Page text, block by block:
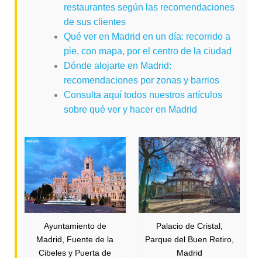
restaurantes según las recomendaciones
de sus clientes
Qué ver en Madrid en un día: recorrido a
pie, con mapa, por el centro de la ciudad
Dónde alojarte en Madrid:
recomendaciones por zonas y barrios
Consulta aquí todos nuestros artículos
sobre qué ver y hacer en Madrid
Ayuntamiento de
Madrid, Fuente de la
Cibeles y Puerta de
Palacio de Cristal,
Parque del Buen Retiro,
Madrid